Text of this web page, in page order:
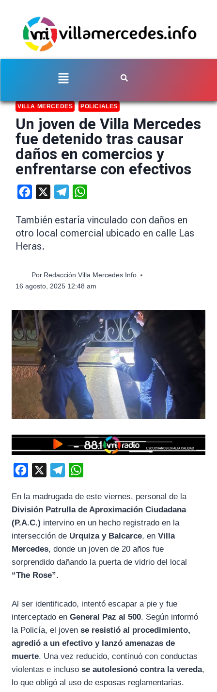
VILLA MERCEDES POLICIALES
Un joven de Villa Mercedes
fue detenido tras causar
daños en comercios y
enfrentarse con efectivos
Facebook Telegram
También estaría vinculado con daños en
otro local comercial ubicado en calle Las
Heras.
Por Redacción Villa Mercedes Info
16 agosto, 2025 12:48 am
c
e
b
k
l
e
g
a
a
t
s
En la madrugada de este viernes, personal de la
División Patrulla de Aproximación Ciudadana
(P.A.C.) intervino en un hecho registrado en la
intersección de Urquiza y Balcarce, en Villa
Mercedes, donde un joven de 20 años fue
sorprendido dañando la puerta de vidrio del local
“The Rose”.
Al ser identificado, intentó escapar a pie y fue
interceptado en General Paz al 500. Según informó
la Policía, el joven se resistió al procedimiento,
agredió a un efectivo y lanzó amenazas de
muerte. Una vez reducido, continuó con conductas
violentas e incluso se autolesionó contra la vereda,
lo que obligó al uso de esposas reglamentarias.